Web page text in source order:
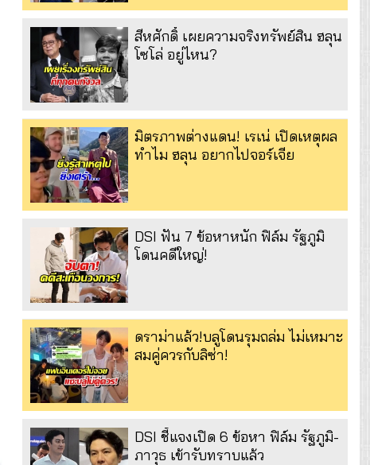
สีหศักดิ์ เผยความจริงทรัพย์สิน ฮลุน
โซโล่ อยู่ไหน?
มิตรภาพต่างแดน! เรเน่ เปิดเหตุผล
ทำไม ฮลุน อยากไปจอร์เจีย
DSI ฟัน 7 ข้อหาหนัก ฟิล์ม รัฐภูมิ
โดนคดีใหญ่!
ดราม่าแล้ว!บลูโดนรุมถล่ม ไม่เหมาะ
สมคู่ควรกับลิซ่า!
DSI ชี้แจงเปิด 6 ข้อหา ฟิล์ม รัฐภูมิ-
ภาวุธ เข้ารับทราบแล้ว